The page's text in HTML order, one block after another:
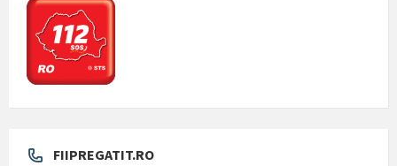
FIIPREGATIT.RO